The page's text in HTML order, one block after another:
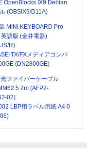
OpenBlocks IX9 Debian
(OBSIX9/D11A)
MINI KEYBOARD Pro
語版 (金井電器)
R)
TX/FXメディアコンバ
(DN2800GE)
ファイバーケーブル
2m (AFP2-
02)
LBP用ラベル用紙 A4 0